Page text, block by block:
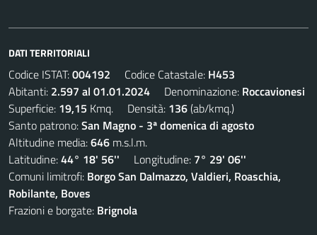
DATI TERRITORIALI
Codice ISTAT:004192 Codice Catastale: H453
Abitanti: 2.597 al 01.01.2024 Denominazione: Roccavionesi
Superficie: 19,15 Kmq. Densità: 136(ab/kmq.)
Santo patrono:San Magno - 3ª domenica di agosto
Altitudine media:646 m.s.l.m.
Latitudine:44° 18' 56'' Longitudine: 7° 29' 06''
Comuni limitrofi: Borgo San Dalmazzo, Valdieri, Roaschia,
Robilante, Boves
Frazioni e borgate: Brignola